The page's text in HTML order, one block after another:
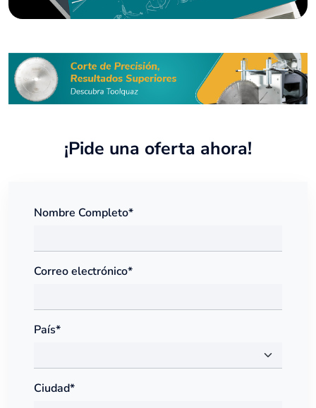
¡Pide una oferta ahora!
Nombre Completo*
Correo electrónico*
País*
Ciudad*